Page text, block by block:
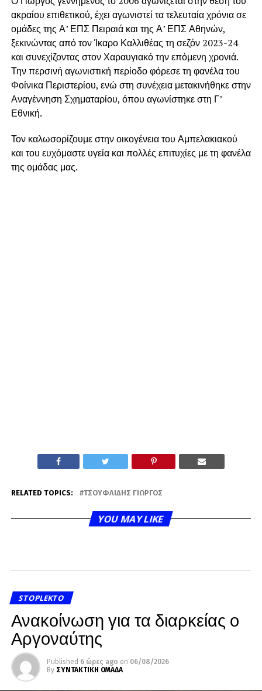
ακραίου επιθετικού, έχει αγωνιστεί τα τελευταία χρόνια σε
ομάδες της Α’ ΕΠΣ Πειραιά και της Α’ ΕΠΣ Αθηνών,
ξεκινώντας από τον Ίκαρο Καλλιθέας τη σεζόν 2023-24
και συνεχίζοντας στον Χαραυγιακό την επόμενη χρονιά.
Την περσινή αγωνιστική περίοδο φόρεσε τη φανέλα του
Φοίνικα Περιστερίου, ενώ στη συνέχεια μετακινήθηκε στην
Αναγέννηση Σχηματαρίου, όπου αγωνίστηκε στη Γ’
Εθνική.
Τον καλωσορίζουμε στην οικογένεια του Αμπελακιακού
και του ευχόμαστε υγεία και πολλές επιτυχίες με τη φανέλα
της ομάδας μας.
RELATED TOPICS: ΤΣΟΥΦΛΊΔΗΣ ΓΙΏΡΓΟΣ
YOU MAY LIKE
STOPLEKTO
Ανακοίνωση για τα διαρκείας ο
Αργοναύτης
Published 6 ώρες ago on 06/08/2026
By ΣΥΝΤΑΚΤΙΚΗ ΟΜΑΔΑ